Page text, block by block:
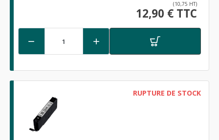
(10,75 HT)
12,90 € TTC
 
RUPTURE DE STOCK